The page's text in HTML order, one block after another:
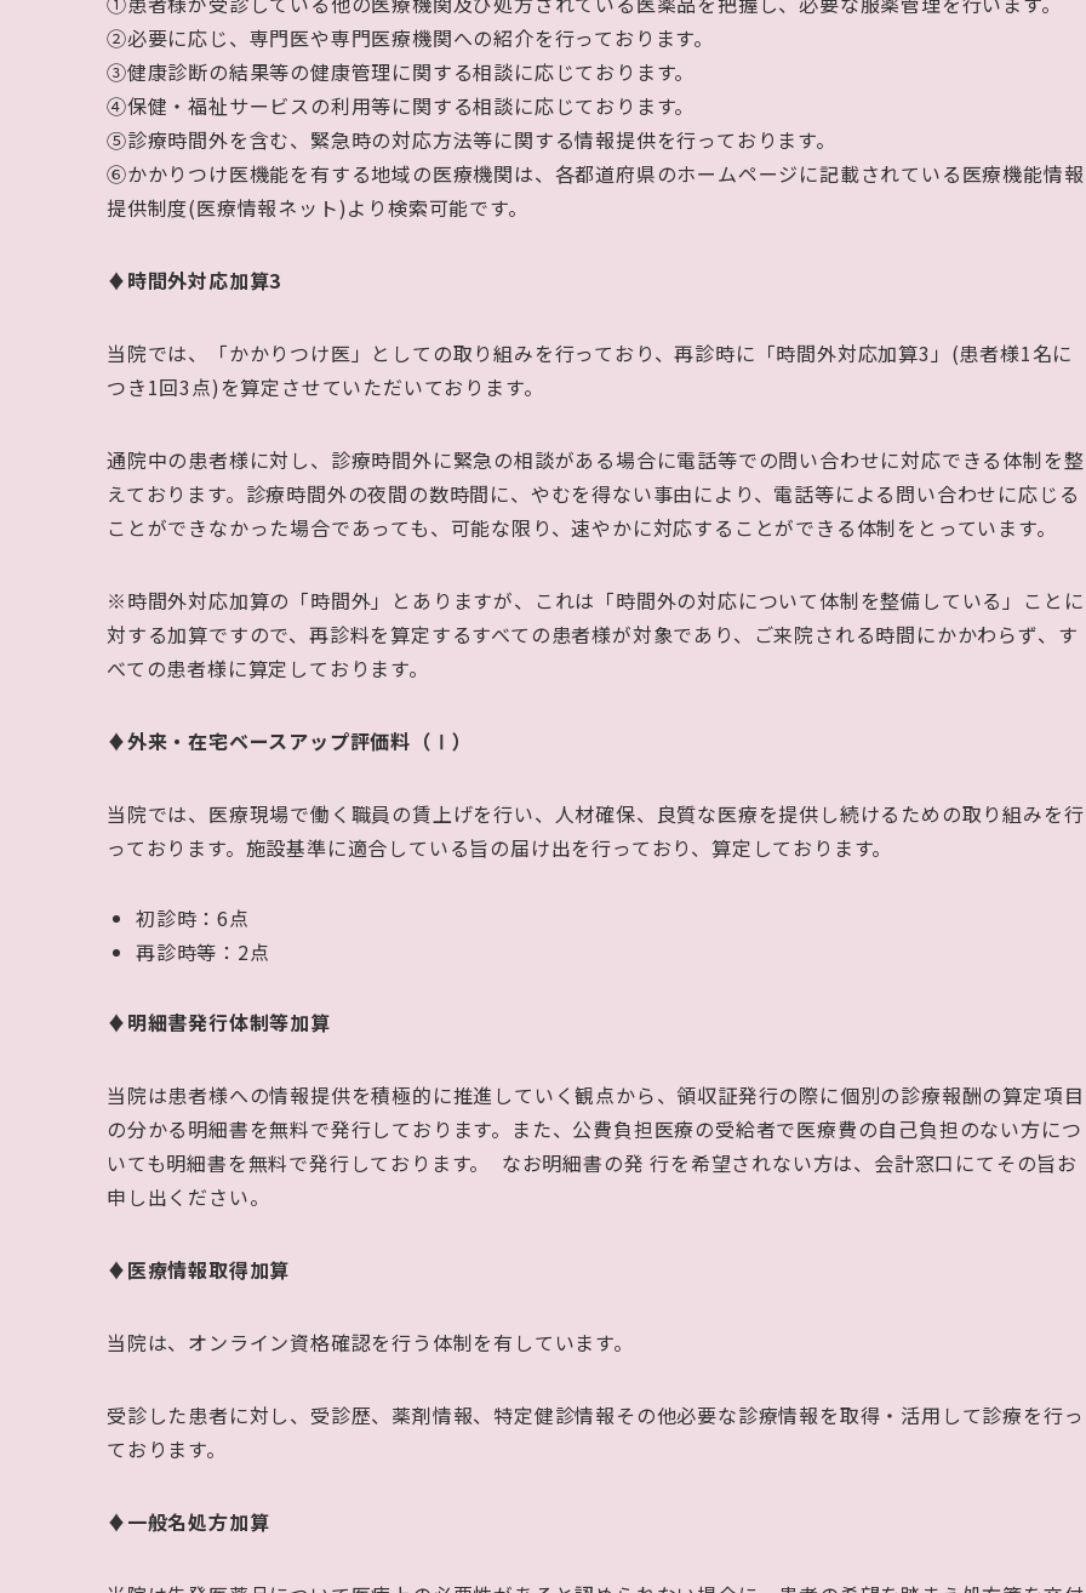
②必要に応じ、専門医や専門医療機関への紹介を行っております。
③健康診断の結果等の健康管理に関する相談に応じております。
④保健・福祉サービスの利用等に関する相談に応じております。
⑤診療時間外を含む、緊急時の対応方法等に関する情報提供を行っております。
⑥かかりつけ医機能を有する地域の医療機関は、各都道府県のホームページに記載されている医療機能情報
提供制度(医療情報ネット)より検索可能です。
♦時間外対応加算3
当院では、「かかりつけ医」としての取り組みを行っており、再診時に「時間外対応加算3 」 (患者様1名に
つき1回3点) を算定させていただいております。
通院中の患者様に対し、診療時間外に緊急の相談がある場合に電話等での問い合わせに対応できる体制を整
えております。診療時間外の夜間の数時間に、やむを得ない事由により、電話等による問い合わせに応じる
ことができなかった場合であっても、可能な限り、速やかに対応することができる体制をとっています。
※時間外対応加算の「時間外」とありますが、これは「時間外の対応について体制を整備している」ことに
対する加算ですので、再診料を算定するすべての患者様が対象であり、ご来院される時間にかかわらず、す
べての患者様に算定しております。
♦外来・在宅ベースアップ評価料（Ⅰ）
当院では、医療現場で働く職員の賃上げを行い、人材確保、良質な医療を提供し続けるための取り組みを行
っております。施設基準に適合している旨の届け出を行っており、算定しております。
初診時：6点
再診時等： 2点
♦明細書発行体制等加算
当院は患者様への情報提供を積極的に推進していく観点から、領収証発行の際に個別の診療報酬の算定項目
の分かる明細書を無料で発行しております。また、公費負担医療の受給者で医療費の自己負担のない方につ
いても明細書を無料で発行しております。
なお明細書の発 行を希望されない方は、会計窓口にてその旨お
申し出ください。
♦医療情報取得加算
当院は、オンライン資格確認を行う体制を有しています。
受診した患者に対し、受診歴、薬剤情報、特定健診情報その他必要な診療情報を取得・活用して診療を行っ
ております。
♦一般名処方加算